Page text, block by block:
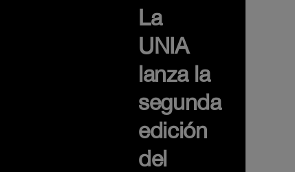
La
UNIA
lanza la
segunda
edición
del